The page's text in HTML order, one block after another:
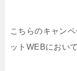
こちらのキャン
ットWEBにおい